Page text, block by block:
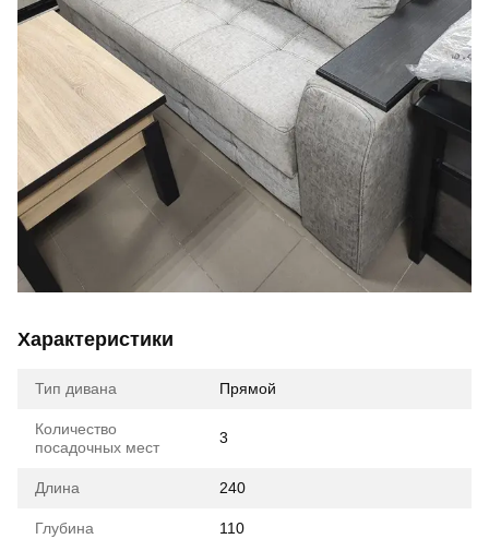
Характеристики
Тип дивана Прямой
Количество
посадочных мест
3
Длина 240
Глубина 110